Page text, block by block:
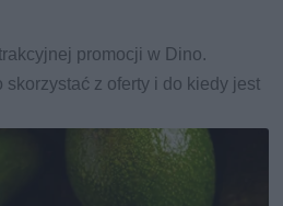
promocji w Dino.
z oferty i do kiedy jest